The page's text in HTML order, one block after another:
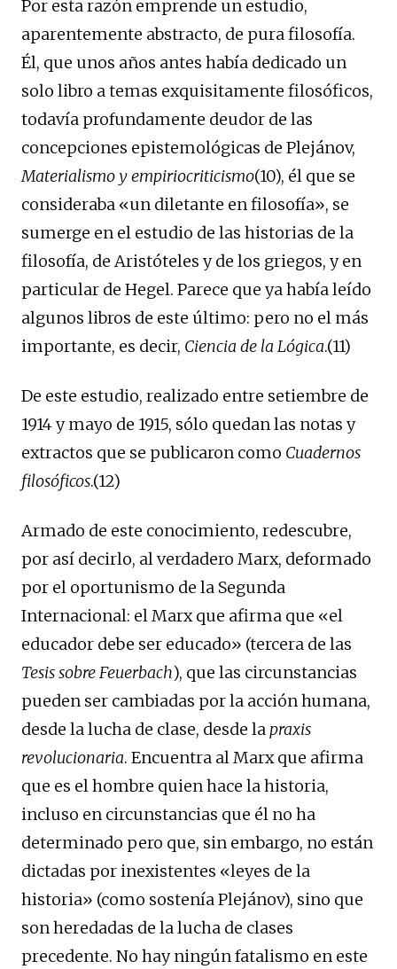
Por esta razón emprende un estudio,
aparentemente abstracto, de pura filosofía.
Él, que unos años antes había dedicado un
solo libro a temas exquisitamente filosóficos,
todavía profundamente deudor de las
concepciones epistemológicas de Plejánov,
Materialismo y empiriocriticismo(10), él que se
consideraba «un diletante en filosofía», se
sumerge en el estudio de las historias de la
filosofía, de Aristóteles y de los griegos, y en
particular de Hegel. Parece que ya había leído
algunos libros de este último: pero no el más
importante, es decir, Ciencia de la Lógica.(11)
De este estudio, realizado entre setiembre de
1914 y mayo de 1915, sólo quedan las notas y
extractos que se publicaron como Cuadernos
filosóficos.(12)
Armado de este conocimiento, redescubre,
por así decirlo, al verdadero Marx, deformado
por el oportunismo de la Segunda
Internacional: el Marx que afirma que «el
educador debe ser educado» (tercera de las
Tesis sobre Feuerbach), que las circunstancias
pueden ser cambiadas por la acción humana,
desde la lucha de clase, desde la praxis
revolucionaria. Encuentra al Marx que afirma
que es el hombre quien hace la historia,
incluso en circunstancias que él no ha
determinado pero que, sin embargo, no están
dictadas por inexistentes «leyes de la
historia» (como sostenía Plejánov), sino que
son heredadas de la lucha de clases
precedente. No hay ningún fatalismo en este